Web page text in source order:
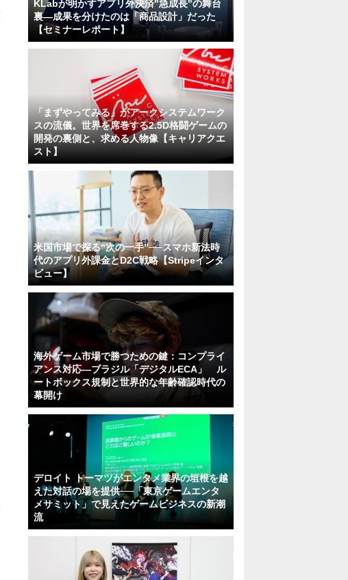
KLabが明かすアプリ外決済"急成長"の舞台
裏―成果を分けたのは「商品設計」だった
【セミナーレポート】
「まずやってみる」がアークシステムワーク
スの流儀。世界を席巻する2.5D格闘ゲームの
開発の裏側と、求める人物像【キャリアクエ
スト】
米国市場で探る“次の一手”──スマホ新法時
代のアプリ外課金とD2C戦略【Stripeインタ
ビュー】
海外ゲーム市場で勝つための鍵：コンプライ
アンス対応—ブラジル「デジタルECA」 ル
ートボックス規制と世界的な年齢確認時代の
幕開け
デロイト トーマツがエンタメ業界の垣根を越
えた対話の場を提供──「東京ゲームエンタ
メサミット」で見えたゲームビジネスの新潮
流